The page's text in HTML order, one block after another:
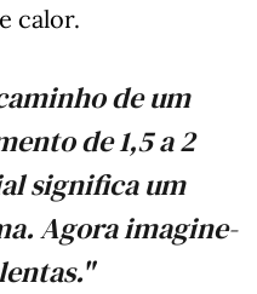
calor.
de um
de 1,5 a 2
significa um
Agora imagine-